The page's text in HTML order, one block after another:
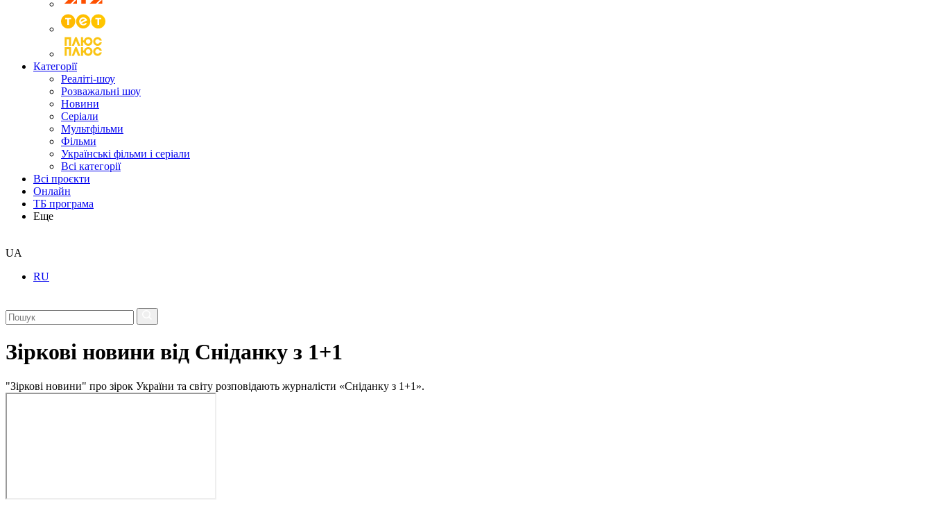
Категорії
Реаліті-шоу
Розважальні шоу
Новини
Серіали
Мультфільми
Фільми
Українські фільми і серіали
Всі категорії
Всі проєкти
Онлайн
ТБ програма
Еще
UA
RU
Зіркові новини від Сніданку з 1+1
"Зіркові новини" про зірок України та світу розповідають журналісти «Сніданку з 1+1».